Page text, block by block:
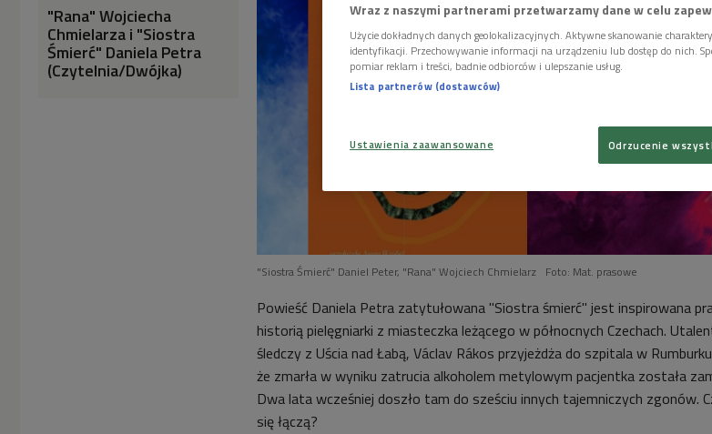
"Rana" Wojciecha
Chmielarza i "Siostra
Śmierć" Daniela Petra
(Czytelnia/Dwójka)
"Siostra Śmierć" Daniel Peter, "Rana" Wojciech Chmielarz Foto: Mat. prasowe
Powieść Daniela Petra zatytułowana "Siostra śmierć" jest inspirowana
historią pielęgniarki z miasteczka leżącego w północnych Czechach.
śledczy z Uścia nad Łabą, Václav Rákos przyjeżdża do szpitala w
że zmarła w wyniku zatrucia alkoholem metylowym pacjentka została
Dwa lata wcześniej doszło tam do sześciu innych tajemniczych zgonów.
się łączą?
Wraz z naszymi partnerami przetwarzamy dane w celu
Użycie dokładnych danych geolokalizacyjnych. Aktywne skanowanie
identyfikacji. Przechowywanie informacji na urządzeniu lub dostęp do nich.
pomiar reklam i treści, badnie odbiorców i ulepszanie usług.
Lista partnerów (dostawców)
Ustawienia zaawansowane Odrzucenie